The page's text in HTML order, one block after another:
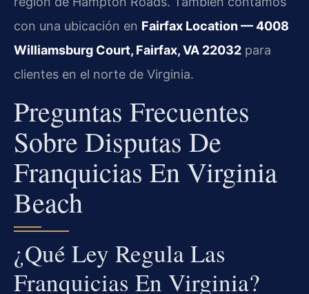
con una ubicación en Fairfax Location — 4008
Williamsburg Court, Fairfax, VA 22032 para
clientes en el norte de Virginia.
Preguntas Frecuentes
Sobre Disputas De
Franquicias En Virginia
Beach
¿Qué Ley Regula Las
Franquicias En Virginia?